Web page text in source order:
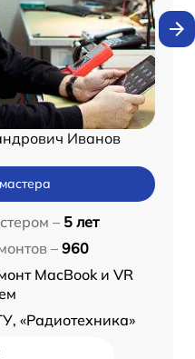
Иванов
– 5 лет
– 960
MacBook и VR
«Радиотехника»